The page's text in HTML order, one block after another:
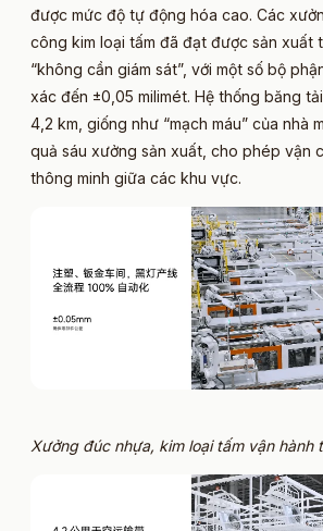
được mức độ tự động hóa cao. Các
công kim loại tấm đã đạt được sản xuất
“không cần giám sát”, với một số bộ
xác đến ±0,05 milimét. Hệ thống băng
4,2 km, giống như “mạch máu” của nhà
quả sáu xưởng sản xuất, cho phép vận
thông minh giữa các khu vực.
Xưởng đúc nhựa, kim loại tấm vận hành